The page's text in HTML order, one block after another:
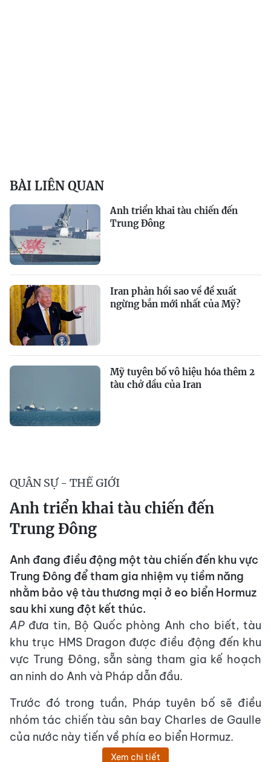
BÀI LIÊN QUAN
Anh triển khai tàu chiến đến
Trung Đông
Iran phản hồi sao về đề xuất
ngừng bắn mới nhất của Mỹ?
Mỹ tuyên bố vô hiệu hóa thêm 2
tàu chở dầu của Iran
QUÂN SỰ - THẾ GIỚI
Anh triển khai tàu chiến đến
Trung Đông
Anh đang điều động một tàu chiến đến khu vực
Trung Đông để tham gia nhiệm vụ tiềm năng
nhằm bảo vệ tàu thương mại ở eo biển Hormuz
sau khi xung đột kết thúc.
APđưa tin, Bộ Quốc phòng Anh cho biết, tàu
khu trục HMS Dragon được điều động đến khu
vực Trung Đông, sẵn sàng tham gia kế hoạch
an ninh do Anh và Pháp dẫn đầu.
Trước đó trong tuần, Pháp tuyên bố sẽ điều
nhóm tác chiến tàu sân bay Charles de Gaulle
của nước này tiến về phía eo biển Hormuz.
Xem chi tiết